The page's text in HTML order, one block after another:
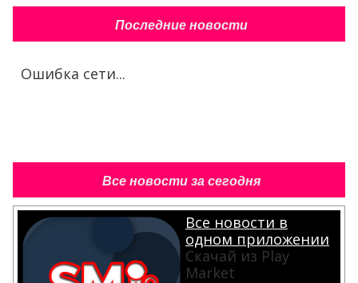
Последние новости
Ошибка сети...
Все новости за сегодня
Все новости в
одном приложении
Скачай из Play
Market